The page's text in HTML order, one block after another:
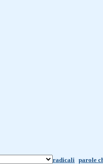
radicali parole